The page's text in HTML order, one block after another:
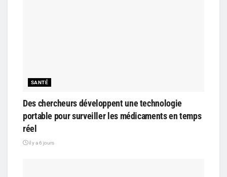
SANTÉ
Des chercheurs développent une technologie
portable pour surveiller les médicaments en temps
réel
il y a 6 jours